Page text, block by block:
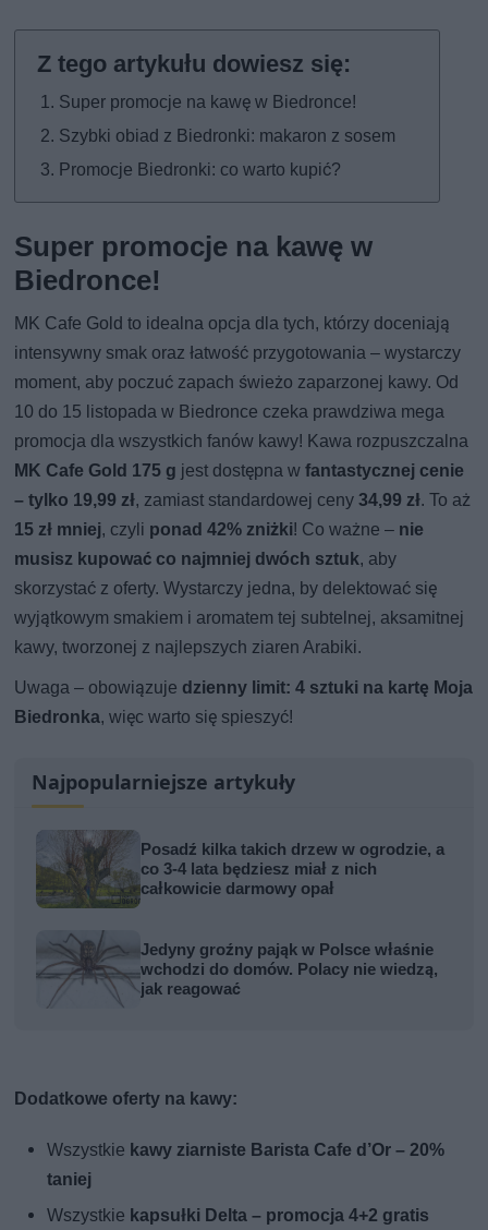
Super promocje na kawę w Biedronce!
Szybki obiad z Biedronki: makaron z sosem
Promocje Biedronki: co warto kupić?
Super promocje na kawę w
Biedronce!
MK Cafe Gold to idealna opcja dla tych, którzy doceniają
intensywny smak oraz łatwość przygotowania – wystarczy
moment, aby poczuć zapach świeżo zaparzonej kawy. Od
10 do 15 listopada w Biedronce czeka prawdziwa mega
promocja dla wszystkich fanów kawy! Kawa rozpuszczalna
MK Cafe Gold 175 g jest dostępna wfantastycznej cenie
– tylko 19,99 zł, zamiast standardowej ceny34,99 zł. To aż
15 zł mniej, czyli ponad 42% zniżki! Co ważne – nie
musisz kupować co najmniej dwóch sztuk, aby
skorzystać z oferty. Wystarczy jedna, by delektować się
wyjątkowym smakiem i aromatem tej subtelnej, aksamitnej
kawy, tworzonej z najlepszych ziaren Arabiki.
Uwaga – obowiązuje dzienny limit: 4 sztuki na kartę Moja
Biedronka, więc warto się spieszyć!
Najpopularniejsze artykuły
Posadź kilka takich drzew w ogrodzie, a
co 3-4 lata będziesz miał z nich
całkowicie darmowy opał
Jedyny groźny pająk w Polsce właśnie
wchodzi do domów. Polacy nie wiedzą,
jak reagować
Dodatkowe oferty na kawy:
Wszystkie kawy ziarniste Barista Cafe d’Or – 20%
taniej
Wszystkie kapsułki Delta – promocja 4+2 gratis